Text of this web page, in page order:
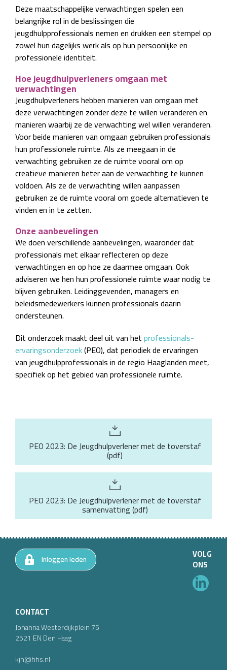
Deze maatschappelijke verwachtingen spelen een
belangrijke rol in de beslissingen die
jeugdhulpprofessionals nemen en drukken een stempel op
zowel hun dagelijks werk als op hun persoonlijke en
professionele identiteit.
Hoe jeugdhulpverleners omgaan met
verwachtingen
Jeugdhulpverleners hebben manieren van omgaan met
deze verwachtingen zonder deze te willen veranderen en
manieren waarbij ze de verwachting wel willen veranderen.
Voor beide manieren van omgaan gebruiken professionals
hun professionele ruimte. Als ze meegaan in de
verwachting gebruiken ze de ruimte vooral om op
creatieve manieren beter aan de verwachting te kunnen
voldoen. Als ze de verwachting willen aanpassen
gebruiken ze de ruimte vooral om goede alternatieven te
vinden en in te zetten.
Onze aanbevelingen
We doen verschillende aanbevelingen, waaronder dat
professionals met elkaar reflecteren op deze
verwachtingen en op hoe ze daarmee omgaan. Ook
adviseren we hen hun professionele ruimte waar nodig te
blijven gebruiken. Leidinggevenden, managers en
beleidsmedewerkers kunnen professionals daarin
ondersteunen.
Dit onderzoek maakt deel uit van hetprofessionals-
ervaringsonderzoek(PEO), dat periodiek de ervaringen
van jeugdhulpprofessionals in de regio Haaglanden meet,
specifiek op het gebied van professionele ruimte.
PEO 2023: De Jeugdhulpverlener met de toverstaf
(pdf)
PEO 2023: De Jeugdhulpverlener met de toverstaf
samenvatting(pdf)
CONTACT
Johanna Westerdijkplein75
2521 ENDen Haag
kjh@hhs.nl
Inloggen leden VOLG
ONS